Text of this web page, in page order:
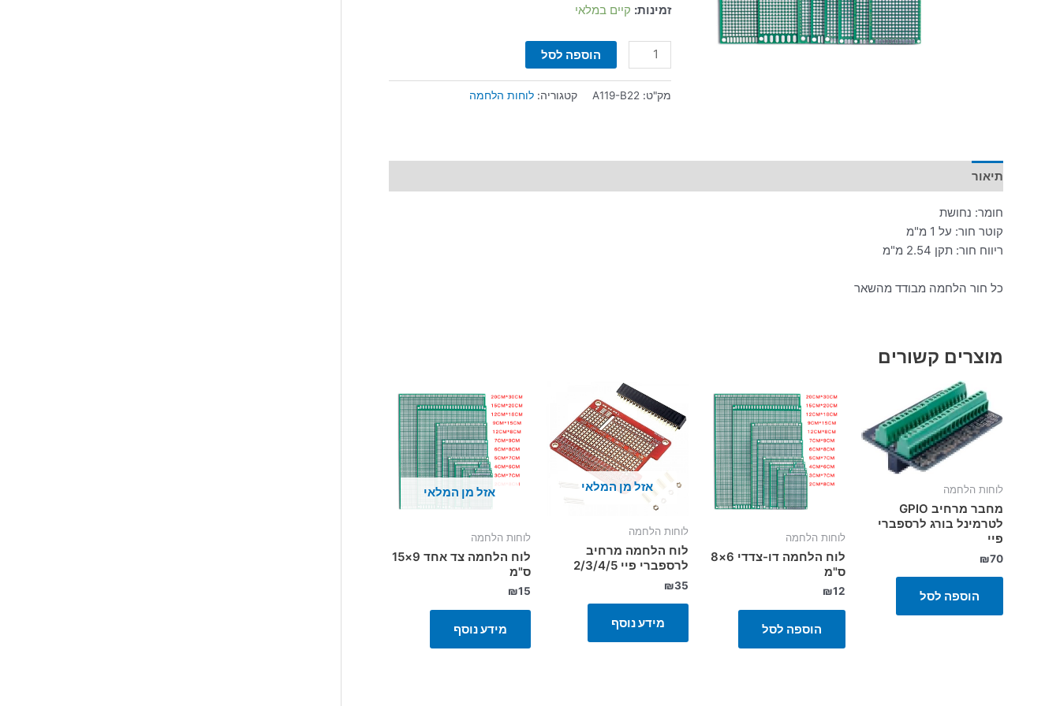
זמינות: קיים במלאי
הוספה לסל
מק"ט: A119-B22 קטגוריה: לוחות הלחמה
תיאור
חומר: נחושת
קוטר חור: על 1 מ"מ
ריווח חור: תקן 2.54 מ"מ
כל חור הלחמה מבודד מהשאר
מוצרים קשורים
לוחות הלחמה
מחבר מרחיב GPIO
לטרמינל בורג לרספברי
פיי
₪70
הוספה לסל
לוחות הלחמה
לוח הלחמה דו-צדדי 6×8
ס"מ
₪12
הוספה לסל
אזל מן המלאי
לוחות הלחמה
לוח הלחמה מרחיב
לרספברי פיי 2/3/4/5
₪35
מידע נוסף
אזל מן המלאי
לוחות הלחמה
לוח הלחמה צד אחד 9×15
ס"מ
₪15
מידע נוסף